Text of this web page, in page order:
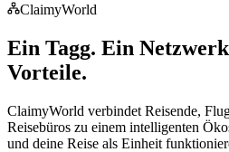
ClaimyWorld
Ein Tagg. Ein
Vorteile.
ClaimyWorld verbindet Reisende,
Reisebüros zu einem intelligenten
und deine Reise als Einheit